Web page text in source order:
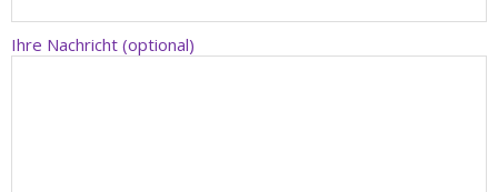
Ihre Nachricht (optional)